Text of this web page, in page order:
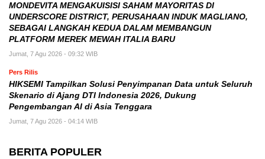
MONDEVITA MENGAKUISISI SAHAM MAYORITAS DI
UNDERSCORE DISTRICT, PERUSAHAAN INDUK MAGLIANO,
SEBAGAI LANGKAH KEDUA DALAM MEMBANGUN
PLATFORM MEREK MEWAH ITALIA BARU
Jumat, 7 Agu 2026 - 09:32 WIB
Pers Rilis
HIKSEMI Tampilkan Solusi Penyimpanan Data untuk Seluruh
Skenario di Ajang DTI Indonesia 2026, Dukung
Pengembangan AI di Asia Tenggara
Jumat, 7 Agu 2026 - 04:14 WIB
BERITA POPULER